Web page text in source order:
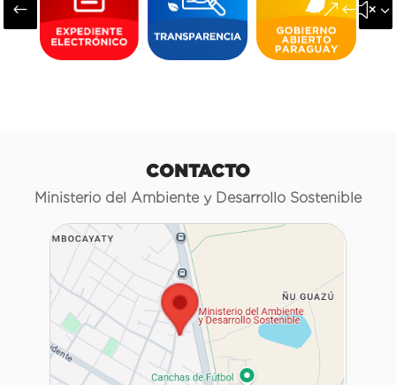
#
CONTACTO
Ministerio del Ambiente y Desarrollo Sostenible